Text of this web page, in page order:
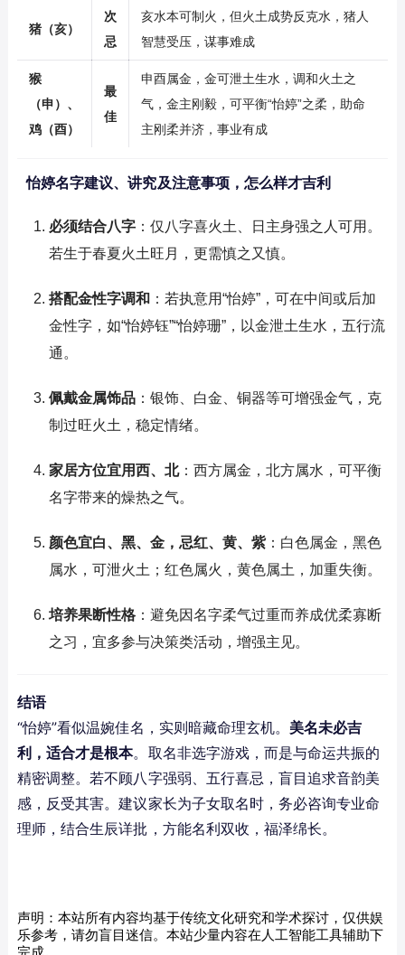
猪（亥）
次
忌
亥水本可制火，但火土成势反克水，猪人
智慧受压，谋事难成
猴
（申）、
鸡（酉）
最
佳
申酉属金，金可泄土生水，调和火土之
气，金主刚毅，可平衡“怡婷”之柔，助命
主刚柔并济，事业有成
怡婷名字建议、讲究及注意事项，怎么样才吉利
必须结合八字：仅八字喜火土、日主身强之人可用。
若生于春夏火土旺月，更需慎之又慎。
搭配金性字调和 ：若执意用“怡婷”，可在中间或后加
金性字，如“怡婷钰”“怡婷珊”，以金泄土生水，五行流
通。
佩戴金属饰品：银饰、白金、铜器等可增强金气，克
制过旺火土，稳定情绪。
家居方位宜用西、北：西方属金，北方属水，可平衡
名字带来的燥热之气。
颜色宜白、黑、金，忌红、黄、紫：白色属金，黑色
属水，可泄火土；红色属火，黄色属土，加重失衡。
培养果断性格：避免因名字柔气过重而养成优柔寡断
之习，宜多参与决策类活动，增强主见。
结语
“怡婷”看似温婉佳名，实则暗藏命理玄机。 美名未必吉
利，适合才是根本。取名非选字游戏，而是与命运共振的
精密调整。若不顾八字强弱、五行喜忌，盲目追求音韵美
感，反受其害。建议家长为子女取名时，务必咨询专业命
理师，结合生辰详批，方能名利双收，福泽绵长。
声明：本站所有内容均基于传统文化研究和学术探讨，仅供娱
乐参考，请勿盲目迷信。本站少量内容在人工智能工具辅助下